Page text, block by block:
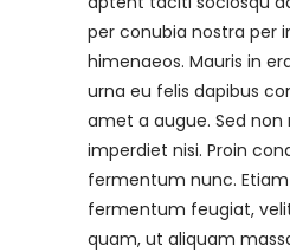
per conubia nostra per
himenaeos. Mauris in
urna eu felis dapibus
amet a augue. Sed non
imperdiet nisi. Proin
fermentum nunc.
fermentum feugiat,
quam, ut aliquam